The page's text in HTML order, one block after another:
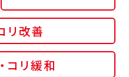
リ改善
コリ緩和